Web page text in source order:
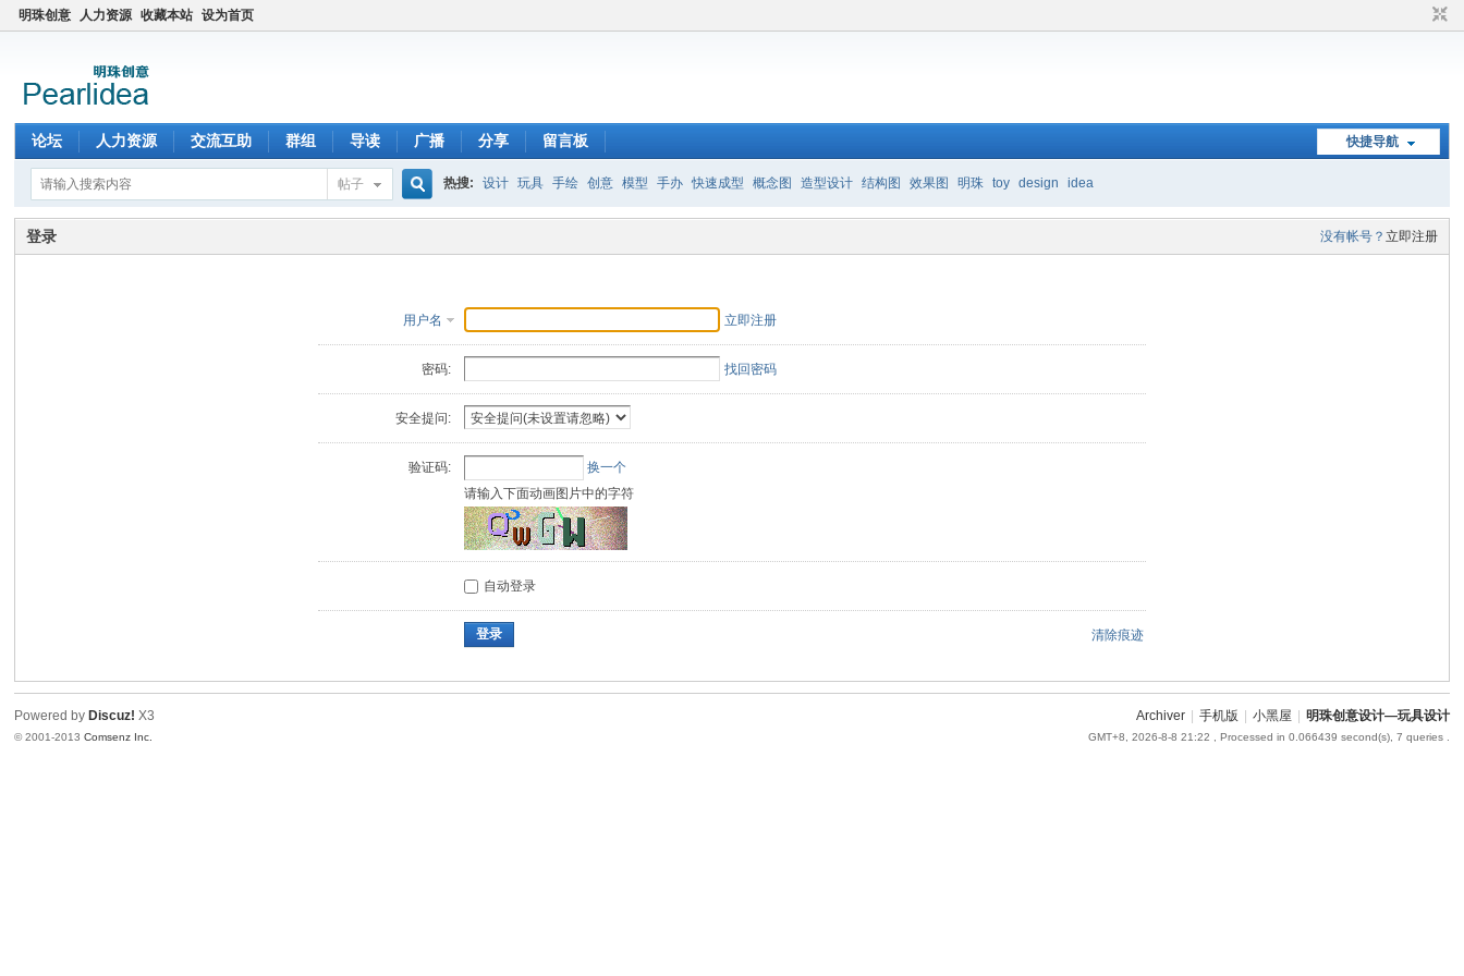
明珠创意 人力资源 收藏本站 设为首页
快捷导航
论坛 人力资源 交流互助 群组 导读 广播 分享 留言板
帖子
搜
热搜: 设计 玩具 手绘 创意 模型 手办 快速成型 概念图 造型设计 结构图 效果图 明珠 toy design idea
没有帐号？ 立即注册
登录
用户名 立即注册
密码: 找回密码
安全提问:
验证码:
换一个
请输入下面动画图片中的字符
自动登录
登录 清除痕迹
Archiver 手机版 小黑屋 明珠创意设计—玩具设计
GMT+8, 2026-8-8 21:22 , Processed in 0.066439 second(s), 7 queries .
Powered by Discuz! X3
© 2001-2013Comsenz Inc.